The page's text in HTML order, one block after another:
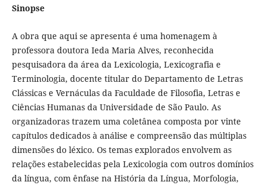
Sinopse
A obra que aqui se apresenta é uma homenagem à
professora doutora Ieda Maria Alves, reconhecida
pesquisadora da área da Lexicologia, Lexicografia e
Terminologia, docente titular do Departamento de Letras
Clássicas e Vernáculas da Faculdade de Filosofia, Letras e
Ciências Humanas da Universidade de São Paulo. As
organizadoras trazem uma coletânea composta por vinte
capítulos dedicados à análise e compreensão das múltiplas
dimensões do léxico. Os temas explorados envolvem as
relações estabelecidas pela Lexicologia com outros domínios
da língua, com ênfase na História da Língua, Morfologia,